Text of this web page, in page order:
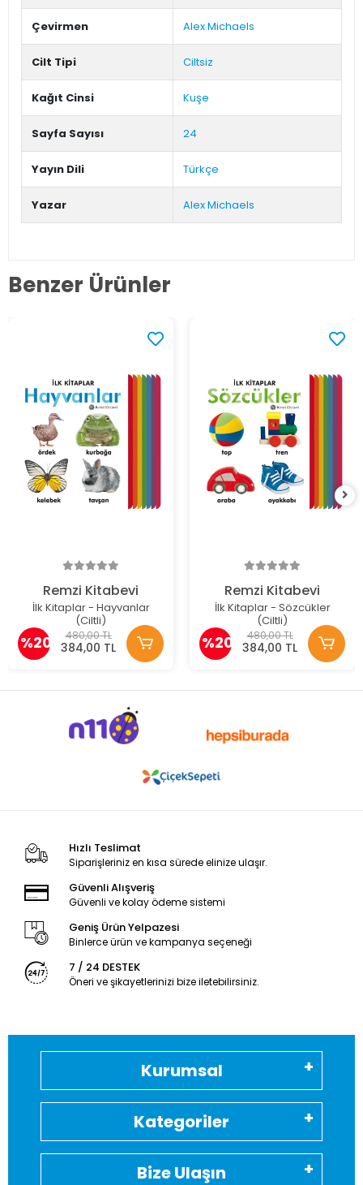
Çevirmen Alex Michaels
Cilt Tipi Ciltsiz
Kağıt Cinsi Kuşe
Sayfa Sayısı 24
Yayın Dili Türkçe
Yazar Alex Michaels
Benzer Ürünler
Remzi Kitabevi
İlk Kitaplar - Hayvanlar
(Ciltli)
%20 480,00 TL
384,00 TL
Remzi Kitabevi
İlk Kitaplar - Sözcükler
(Ciltli)
%20 480,00 TL
384,00 TL
Hızlı Teslimat
Siparişleriniz en kısa sürede elinize ulaşır.
Güvenli Alışveriş
Güvenli ve kolay ödeme sistemi
Geniş Ürün Yelpazesi
Binlerce ürün ve kampanya seçeneği
7 / 24 DESTEK
Öneri ve şikayetlerinizi bize iletebilirsiniz.
Kurumsal
Kategoriler
Bize Ulaşın